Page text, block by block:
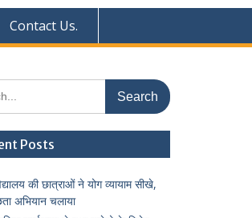
Contact Us.
Posts
की छात्राओं ने योग व्यायाम सीखे,
अभियान चलाया